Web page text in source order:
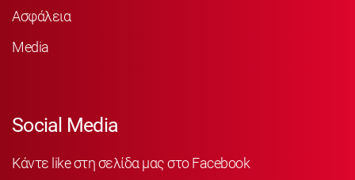
Ασφάλεια
Media
Social Media
Κάντε like στη σελίδα μας στο Facebook